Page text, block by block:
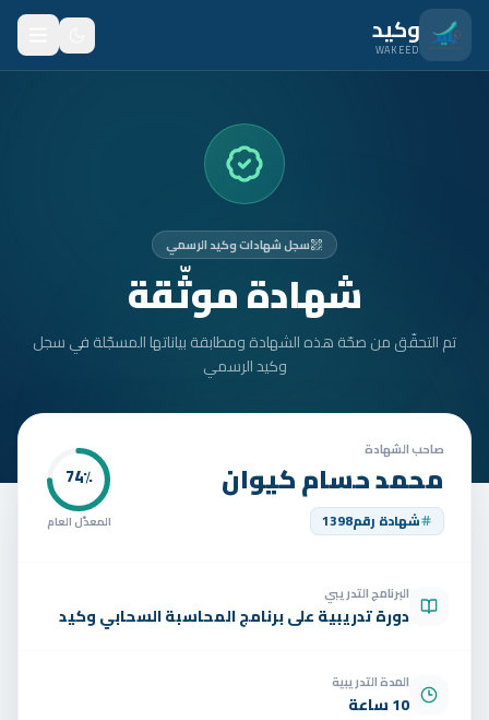
انتقل للمحتوى الرئيسي
وكيد
WAKEED
المتدربون
الأمان
تواصل
الوظائف
سجل شهادات وكيد الرسمي
شهادة موثّقة
تم التحقّق من صحّة هذه الشهادة ومطابقة بياناتها المسجّلة في سجل
وكيد الرسمي
صاحب الشهادة
محمد حسام كيوان
شهادة رقم1398
74٪
المعدّل العام
البرنامج التدريبي
دورة تدريبية على برنامج المحاسبة السحابي وكيد
المدة التدريبية
10 ساعة